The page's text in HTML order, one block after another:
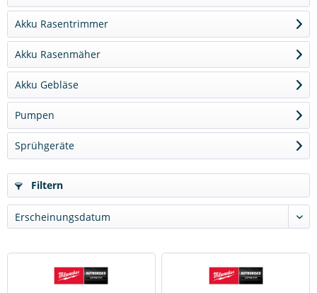
Akku Rasentrimmer
Akku Rasenmäher
Akku Gebläse
Pumpen
Sprühgeräte
Filtern